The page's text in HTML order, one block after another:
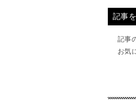
記事
記事
お気